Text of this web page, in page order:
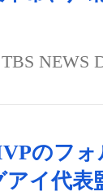
TBS NEWS
のフォ
アイ代表